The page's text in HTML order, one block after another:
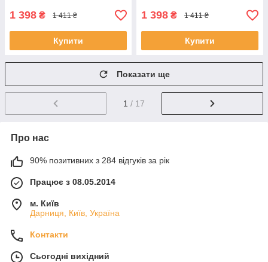
1 398 ₴ 1 411 ₴
Купити
1 398 ₴ 1 411 ₴
Купити
Показати ще
1 / 17
Про нас
90% позитивних з 284 відгуків за рік
Працює з 08.05.2014
м. Київ
Дарниця, Київ, Україна
Контакти
Сьогодні вихідний